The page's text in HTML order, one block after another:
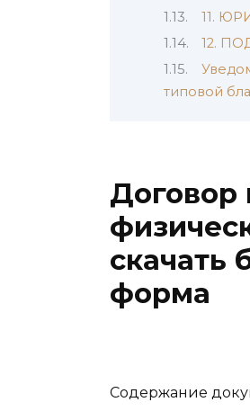
11.
12.
типовой
скачать
форма
Содержание